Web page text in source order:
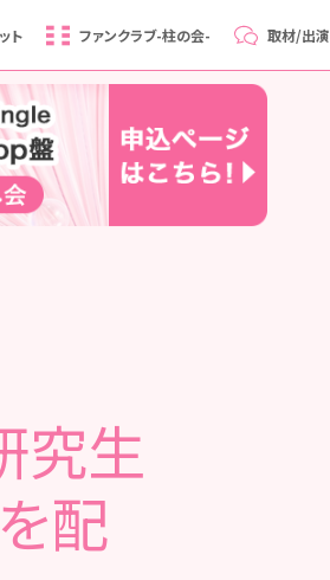
ト ファンクラブ-柱の会- 取材/出演
究生
配